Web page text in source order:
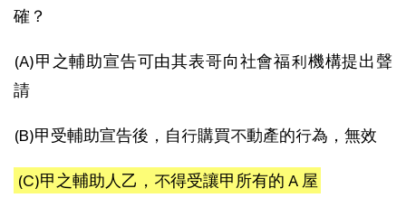
確？
(A)甲之輔助宣告可由其表哥向社會福利機構提出聲
請
(B)甲受輔助宣告後，自行購買不動產的行為，無效
(C)甲之輔助人乙，不得受讓甲所有的 A 屋